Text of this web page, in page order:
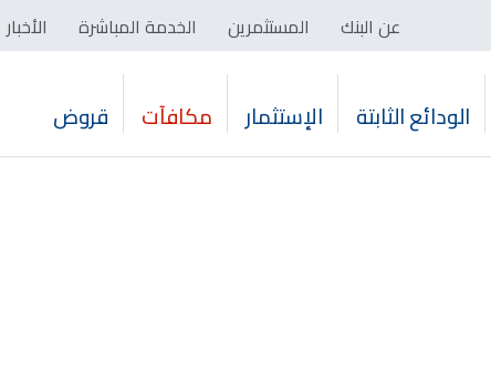
عن البنك المستثمرين الخدمة المباشرة الأخبار
الودائع الثابتة الإستثمار مكافآت قروض